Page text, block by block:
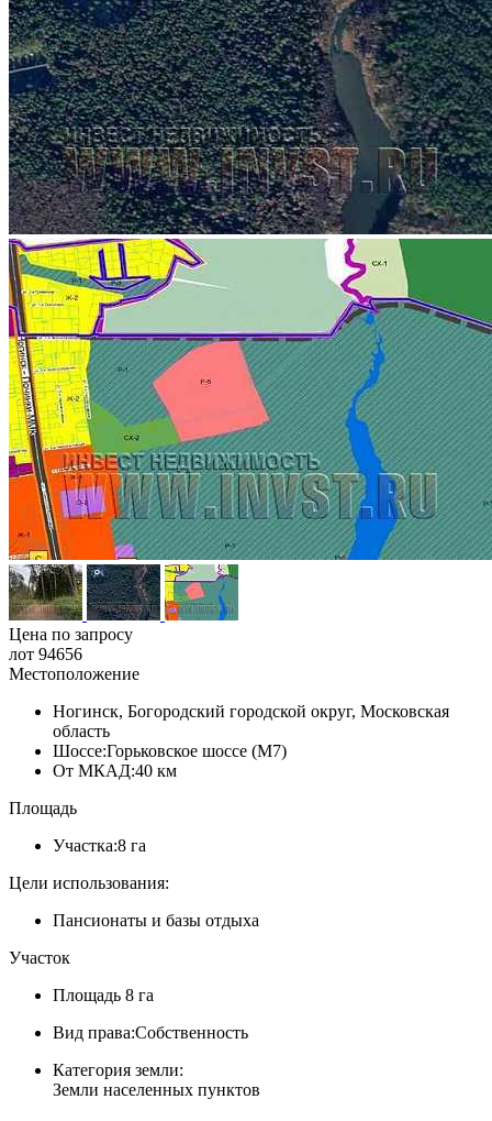
Цена по запросу
лот 94656
Местоположение
Ногинск, Богородский городской округ, Московская
область
Шоссе:Горьковское шоссе (М7)
От МКАД:40 км
Площадь
Участка:8 га
Цели использования:
Пансионаты и базы отдыха
Участок
Площадь 8 га
Вид права:Собственность
Категория земли:
Земли населенных пунктов